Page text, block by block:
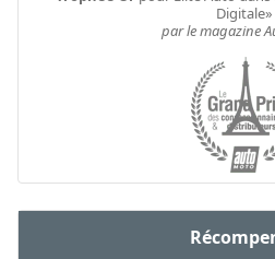
Digitale»
par le magazine